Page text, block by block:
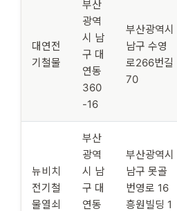
대연전
기철물
부산
광역
시 남
구 대
연동
360
-16
부산광역시
남구 수영
로266번길
70
뉴비치
전기철
물열쇠
부산
광역
시 남
구 대
연동
부산광역시
남구 못골
번영로 16
흥원빌딩 1